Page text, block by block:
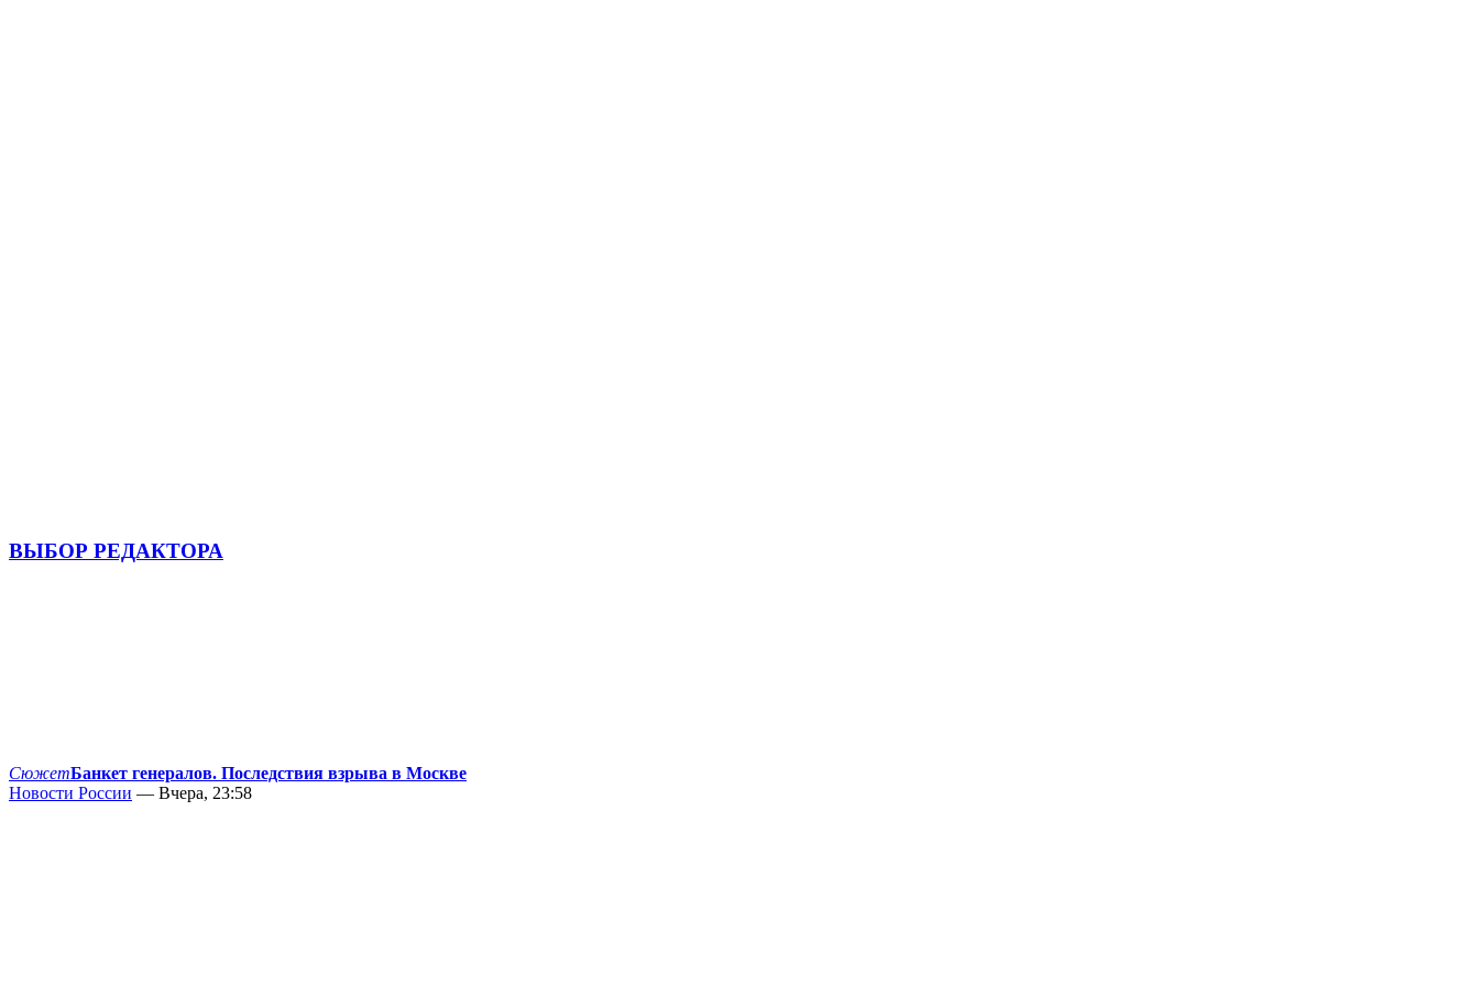
ВЫБОР РЕДАКТОРА
СюжетБанкет генералов. Последствия взрыва в Москве
Новости России — Вчера, 23:58